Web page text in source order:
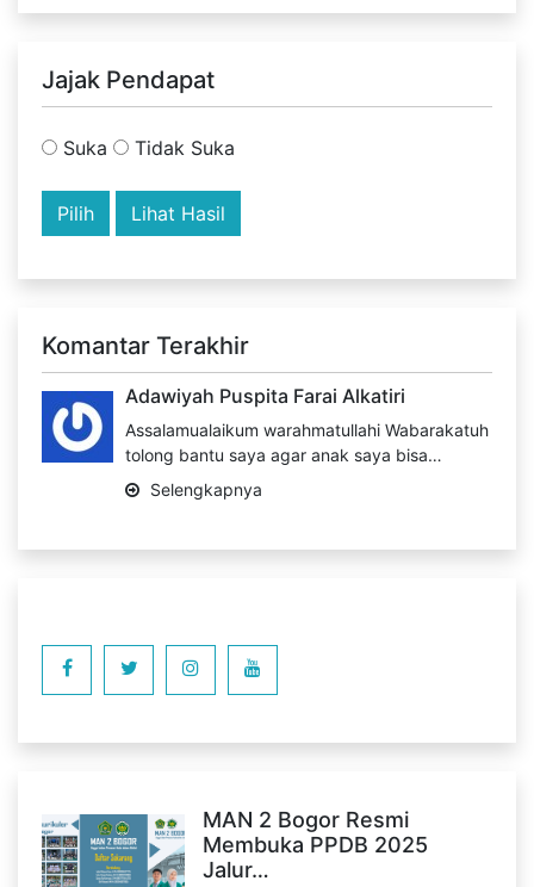
Jajak Pendapat
Suka Tidak Suka
Lihat Hasil
Komantar Terakhir
Adawiyah Puspita Farai Alkatiri
Assalamualaikum warahmatullahi Wabarakatuh
tolong bantu saya agar anak saya bisa…
Selengkapnya
MAN 2 Bogor Resmi
Membuka PPDB 2025
Jalur…